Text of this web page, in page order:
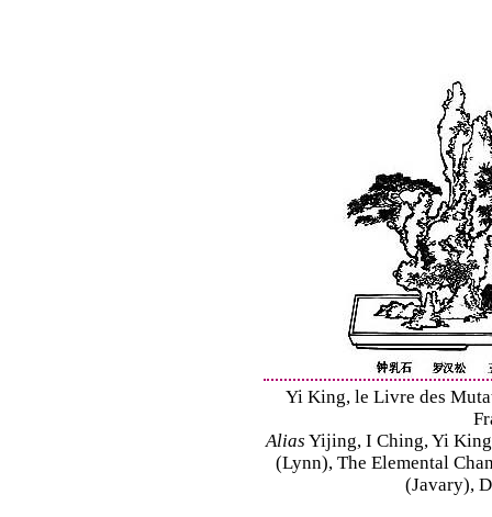
Yi King, le Livre des
Alias Yijing, I Ching, Yi
(Lynn), The Elemental
(Javary),